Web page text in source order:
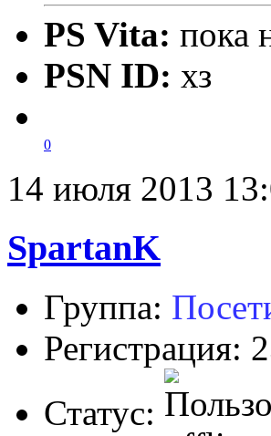
PS Vita: пока
PSN ID: хз
0
14 июля 2013
SpartanK
Группа:
Регистрация:
Статус: